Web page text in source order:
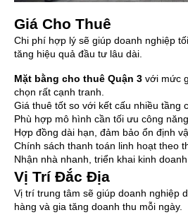
Giá Cho Thuê
Chi phí hợp lý sẽ giúp doanh nghiệp
tăng hiệu quả đầu tư lâu dài.
Mặt bằng cho thuê Quận 3 với mức
chọn rất cạnh tranh.
Giá thuê tốt so với kết cấu nhiều tầng
Phù hợp mô hình cần tối ưu công
Hợp đồng dài hạn, đảm bảo ổn định
Chính sách thanh toán linh hoạt theo
Nhận nhà nhanh, triển khai kinh
Vị Trí Đắc Địa
Vị trí trung tâm sẽ giúp doanh nghiệp
hàng và gia tăng doanh thu mỗi ngày.